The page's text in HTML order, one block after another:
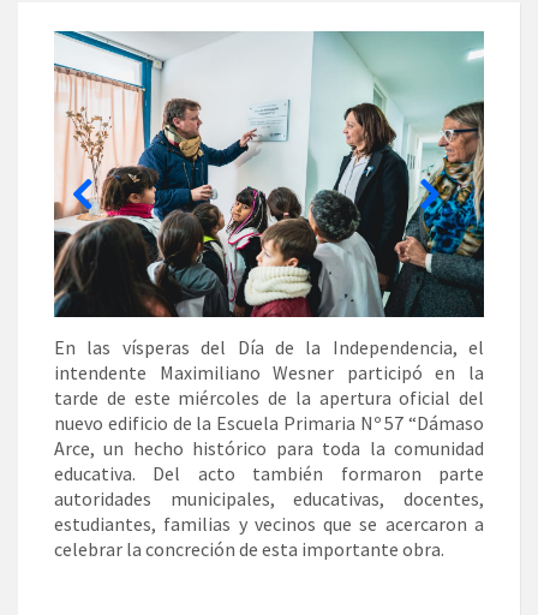
En las vísperas del Día de la Independencia, el
intendente Maximiliano Wesner participó en la
tarde de este miércoles de la apertura oficial del
nuevo edificio de la Escuela Primaria Nº 57 “Dámaso
Arce, un hecho histórico para toda la comunidad
educativa. Del acto también formaron parte
autoridades municipales, educativas, docentes,
estudiantes, familias y vecinos que se acercaron a
celebrar la concreción de esta importante obra.